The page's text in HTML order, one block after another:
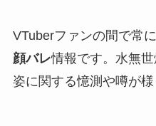
VTuberファンの間で常
顔バレ情報です。水無
姿に関する憶測や噂が様